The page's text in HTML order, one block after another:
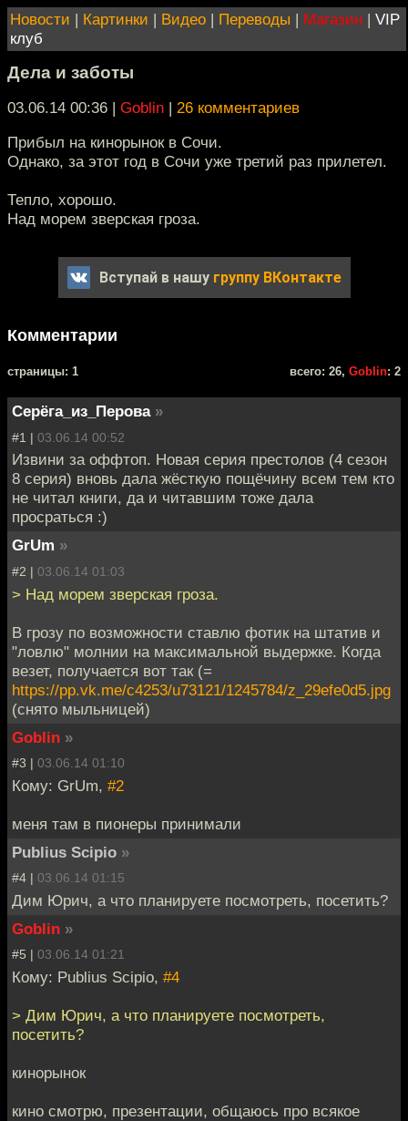
Новости | Картинки | Видео | Переводы | Магазин | VIP
клуб
Дела и заботы
03.06.14 00:36 | Goblin | 26 комментариев
Прибыл на кинорынок в Сочи.
Однако, за этот год в Сочи уже третий раз прилетел.
Тепло, хорошо.
Над морем зверская гроза.
Вступай в нашу группу ВКонтакте
Комментарии
cтраницы: 1 всего: 26, Goblin: 2
Серёга_из_Перова »
#1 | 03.06.14 00:52
Извини за оффтоп. Новая серия престолов (4 сезон
8 серия) вновь дала жёсткую пощёчину всем тем кто
не читал книги, да и читавшим тоже дала
просраться :)
GrUm »
#2 | 03.06.14 01:03
> Над морем зверская гроза.
В грозу по возможности ставлю фотик на штатив и
"ловлю" молнии на максимальной выдержке. Когда
везет, получается вот так (=
https://pp.vk.me/c4253/u73121/1245784/z_29efe0d5.jpg
(снято мыльницей)
Goblin »
#3 | 03.06.14 01:10
Кому: GrUm, #2
меня там в пионеры принимали
Publius Scipio »
#4 | 03.06.14 01:15
Дим Юрич, а что планируете посмотреть, посетить?
Goblin »
#5 | 03.06.14 01:21
Кому: Publius Scipio, #4
> Дим Юрич, а что планируете посмотреть,
посетить?
кинорынок
кино смотрю, презентации, общаюсь про всякое